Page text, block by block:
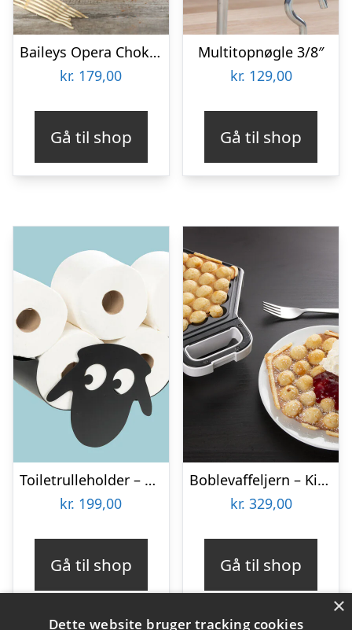
Baileys Opera Chokoladeæske
kr. 179,00
Gå til shop
Multitopnøgle 3/8″
kr. 129,00
Gå til shop
Toiletrulleholder – Liggende får
kr. 199,00
Gå til shop
Boblevaffeljern – KitchPro
kr. 329,00
Gå til shop
×
Dette website bruger tracking cookies